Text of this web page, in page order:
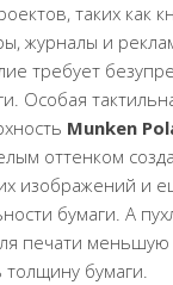
таких как
журналы и
требует
Особая
Munken
оттенком
изображений и
бумаги. А
печати меньшую
толщину бумаги.